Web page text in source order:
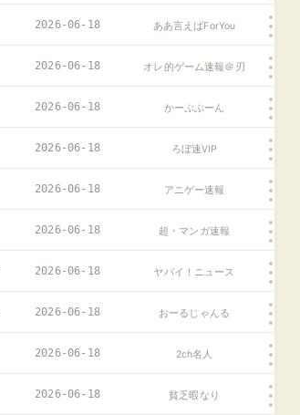
2026-06-18 ああ言えばForYou
2026-06-18 オレ的ゲーム速報＠刃
2026-06-18 かーぷぶーん
2026-06-18 ろぼ速VIP
2026-06-18 アニゲー速報
2026-06-18 超・マンガ速報
2026-06-18 ヤバイ！ニュース
2026-06-18 おーるじゃんる
2026-06-18 2ch名人
2026-06-18 貧乏暇なり